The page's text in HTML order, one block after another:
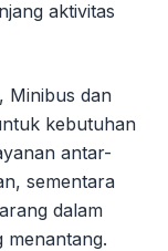
aktivitas
Minibus dan
kebutuhan
antar-
sementara
dalam
menantang.